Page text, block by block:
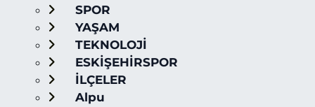
SPOR
YAŞAM
TEKNOLOJİ
ESKİŞEHİRSPOR
İLÇELER
Alpu